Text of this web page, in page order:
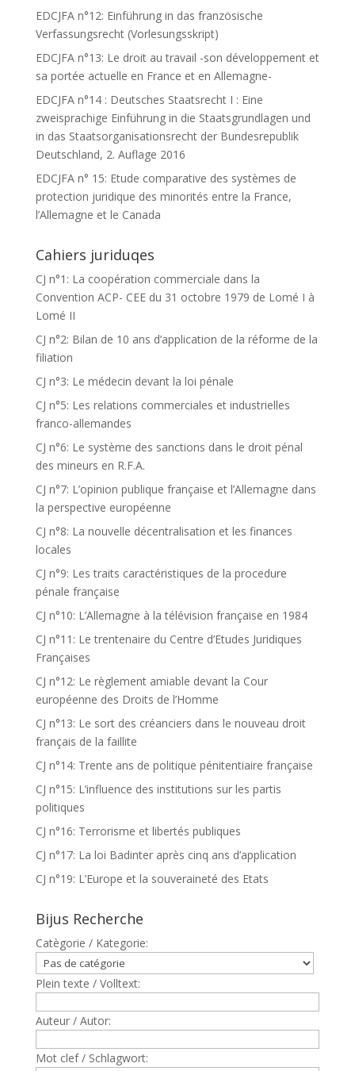
EDCJFA n°12: Einführung in das französische
Verfassungsrecht (Vorlesungsskript)
EDCJFA n°13: Le droit au travail -son développement et
sa portée actuelle en France et en Allemagne-
EDCJFA n°14 : Deutsches Staatsrecht I : Eine
zweisprachige Einführung in die Staatsgrundlagen und
in das Staatsorganisationsrecht der Bundesrepublik
Deutschland, 2. Auflage 2016
EDCJFA n° 15: Etude comparative des systèmes de
protection juridique des minorités entre la France,
l’Allemagne et le Canada
Cahiers juriduqes
CJ n°1: La coopération commerciale dans la
Convention ACP- CEE du 31 octobre 1979 de Lomé I à
Lomé II
CJ n°2: Bilan de 10 ans d’application de la réforme de la
filiation
CJ n°3: Le médecin devant la loi pénale
CJ n°5: Les relations commerciales et industrielles
franco-allemandes
CJ n°6: Le système des sanctions dans le droit pénal
des mineurs en R.F.A.
CJ n°7: L’opinion publique française et l’Allemagne dans
la perspective européenne
CJ n°8: La nouvelle décentralisation et les finances
locales
CJ n°9: Les traits caractéristiques de la procedure
pénale française
CJ n°10: L’Allemagne à la télévision française en 1984
CJ n°11: Le trentenaire du Centre d’Etudes Juridiques
Françaises
CJ n°12: Le règlement amiable devant la Cour
européenne des Droits de l’Homme
CJ n°13: Le sort des créanciers dans le nouveau droit
français de la faillite
CJ n°14: Trente ans de politique pénitentiaire française
CJ n°15: L’influence des institutions sur les partis
politiques
CJ n°16: Terrorisme et libertés publiques
CJ n°17: La loi Badinter après cinq ans d’application
CJ n°19: L’Europe et la souveraineté des Etats
Bijus Recherche
Catègorie / Kategorie:
Plein texte / Volltext:
Auteur / Autor:
Mot clef / Schlagwort: